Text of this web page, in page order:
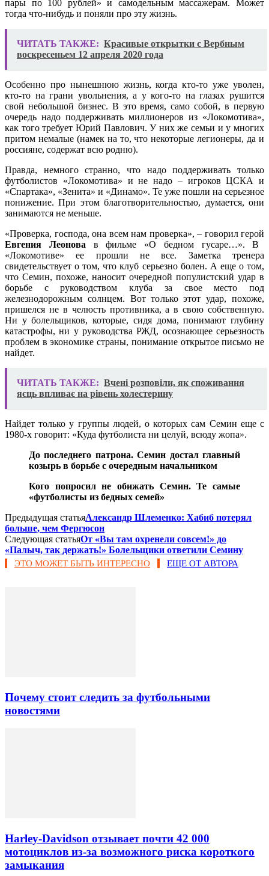
пары по 100 рублей» и самодельным массажерам. Может
тогда что-нибудь и поняли про эту жизнь.
ЧИТАТЬ ТАКЖЕ: Красивые открытки с Вербным
воскресеньем 12 апреля 2020 года
Особенно про нынешнюю жизнь, когда кто-то уже уволен,
кто-то на грани увольнения, а у кого-то на глазах рушится
свой небольшой бизнес. В это время, само собой, в первую
очередь надо поддерживать миллионеров из «Локомотива»,
как того требует Юрий Павлович. У них же семьи и у многих
притом немалые (намек на то, что некоторые легионеры, да и
россияне, содержат всю родню).
Правда, немного странно, что надо поддерживать только
футболистов «Локомотива» и не надо – игроков ЦСКА и
«Спартака», «Зенита» и «Динамо». Те уже пошли на серьезное
понижение. При этом благотворительностью, думается, они
занимаются не меньше.
«Проверка, господа, она всем нам проверка», – говорил герой
Евгения Леонова в фильме «О бедном гусаре…». В
«Локомотиве» ее прошли не все. Заметка тренера
свидетельствует о том, что клуб серьезно болен. А еще о том,
что Семин, похоже, наносит очередной популистский удар в
борьбе с руководством клуба за свое место под
железнодорожным солнцем. Вот только этот удар, похоже,
пришелся не в челюсть противника, а в свою собственную.
Ни у болельщиков, которые, сидя дома, понимают глубину
катастрофы, ни у руководства РЖД, осознающее серьезность
проблем в экономике страны, понимание открытое письмо не
найдет.
ЧИТАТЬ ТАКЖЕ: Вчені розповіли, як споживання
яєць впливає на рівень холестерину
Найдет только у группы людей, о которых сам Семин еще с
1980-х говорит: «Куда футболиста ни целуй, всюду жопа».
До последнего патрона. Семин достал главный
козырь в борьбе с очередным начальником
Кого попросил не обижать Семин. Те самые
«футболисты из бедных семей»
Предыдущая статьяАлександр Шлеменко: Хабиб потерял
больше, чем Фергюсон
Следующая статьяОт «Вы там охренели совсем!» до
«Палыч, так держать!» Болельщики ответили Семину
ЭТО МОЖЕТ БЫТЬ ИНТЕРЕСНО ЕЩЕ ОТ АВТОРА
Почему стоит следить за футбольными
новостями
Harley-Davidson отзывает почти 42 000
мотоциклов из-за возможного риска короткого
замыкания